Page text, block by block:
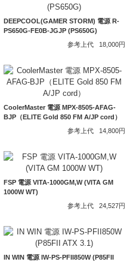
DEEPCOOL(GAMER STORM) 電源 R-
PS650G-FE0B-JGJP (PS650G)
参考上代
18,000円
CoolerMaster 電源 MPX-8505-AFAG-
BJP（ELITE Gold 850 FM A/JP cord）
参考上代
14,800円
FSP 電源 VITA-1000GM,W (VITA GM
1000W WT)
参考上代
24,527円
IN WIN 電源 IW-PS-PFII850W (P85FII